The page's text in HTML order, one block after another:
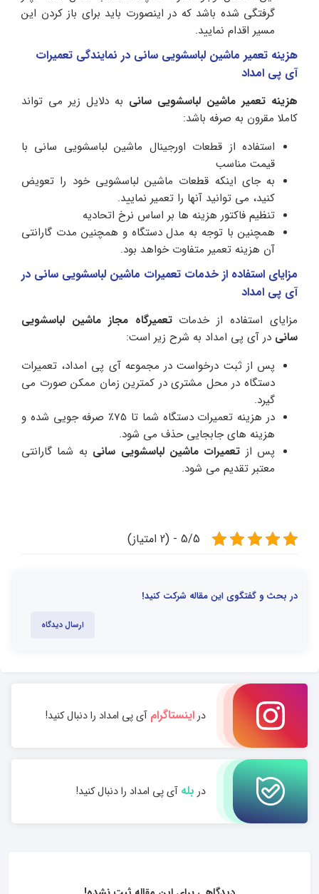
گرفتگی شده باشد که در اینصورت باید برای باز کردن این
مسیر اقدام نمایید.
هزینه تعمیر ماشین لباسشویی سانی در نمایندگی تعمیرات
آی پی امداد
هزینه تعمیر ماشین لباسشویی سانی به دلایل زیر می تواند
کاملا مقرون به صرفه باشد:
استفاده از قطعات اورجینال ماشین لباسشویی سانی با
قیمت مناسب
به جای اینکه قطعات ماشین لباسشویی خود را تعویض
کنید، می توانید آنها را تعمیر نمایید.
تنظیم فاکتور هزینه ها بر اساس نرخ اتحادیه
همچنین با توجه به مدل دستگاه و همچنین مدت گارانتی
آن هزینه تعمیر متفاوت خواهد بود.
مزایای استفاده از خدمات تعمیرات ماشین لباسشویی سانی در
آی پی امداد
مزایای استفاده از خدماتتعمیرگاه مجاز ماشین لباسشویی
سانی در آی پی امداد به شرح زیر است:
پس از ثبت درخواست در مجموعه آی پی امداد، تعمیرات
دستگاه در محل مشتری در کمترین زمان ممکن صورت می
گیرد.
در هزینه تعمیرات دستگاه شما تا 75٪ صرفه جویی شده و
هزینه های جابجایی حذف می شود.
پس از تعمیرات ماشین لباسشویی سانی به شما گارانتی
معتبر تقدیم می شود.
5/5 - (2 امتیاز)
در بحث و گفتگوی این مقاله شرکت کنید!
ارسال دیدگاه
دراینستاگرامآی پی امداد را دنبال کنید!
در بلهآی پی امداد را دنبال کنید!